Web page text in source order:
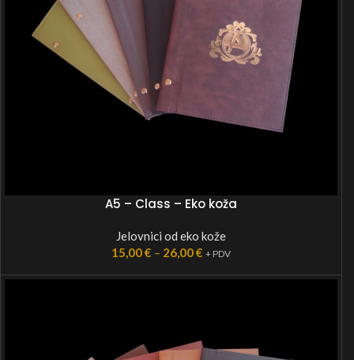
A5 – Class – Eko koža
Jelovnici od eko kože
15,00€ – 26,00€ + PDV